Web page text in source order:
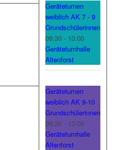
Geräteturnen
weiblich AK 7 - 9
Grundschülerinnen
09:30 - 13:00
Geräteturnhalle
Altenforst
Geräteturnen
weiblich AK 9-10
Grundschülerinnen
09:30 - 13:00
Geräteturnhalle
Altenforst